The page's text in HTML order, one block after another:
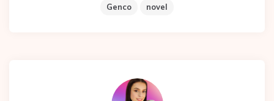
Genco
novel